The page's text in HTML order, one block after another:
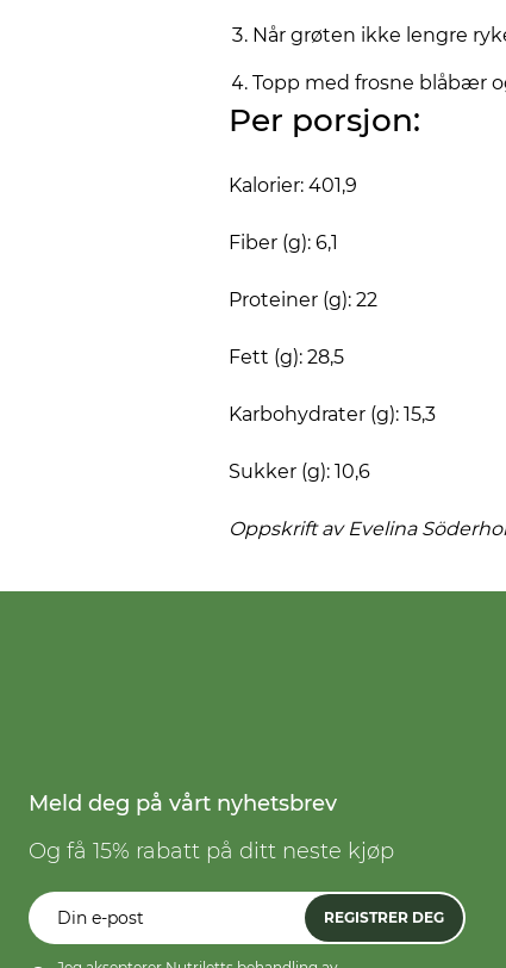
Når grøten ikke lengre
Topp med frosne blåbær
Per porsjon:
Kalorier: 401,9
Fiber (g): 6,1
Proteiner (g): 22
Fett (g): 28,5
Karbohydrater (g): 15,3
Sukker (g): 10,6
Oppskrift av Evelina
Meld deg på vårt nyhetsbrev
Og få 15% rabatt på ditt neste kjøp
REGISTRER DEG